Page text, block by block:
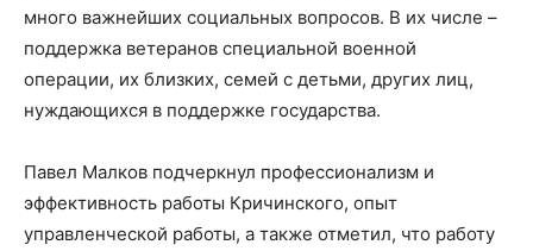
много важнейших социальных вопросов. В их числе –
поддержка ветеранов специальной военной
операции, их близких, семей с детьми, других лиц,
нуждающихся в поддержке государства.
Павел Малков подчеркнул профессионализм и
эффективность работы Кричинского, опыт
управленческой работы, а также отметил, что работу